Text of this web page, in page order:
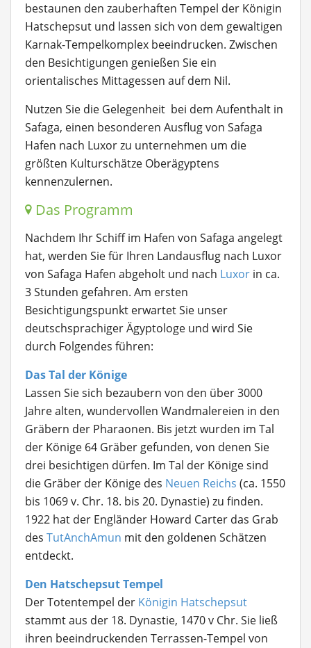
bestaunen den zauberhaften Tempel der Königin
Hatschepsut und lassen sich von dem gewaltigen
Karnak-Tempelkomplex beeindrucken. Zwischen
den Besichtigungen genießen Sie ein
orientalisches Mittagessen auf dem Nil.
Nutzen Sie die Gelegenheit bei dem Aufenthalt in
Safaga, einen besonderen Ausflug von Safaga
Hafen nach Luxor zu unternehmen um die
größten Kulturschätze Oberägyptens
kennenzulernen.
Das Programm
Nachdem Ihr Schiff im Hafen von Safaga angelegt
hat, werden Sie für Ihren Landausflug nach Luxor
von Safaga Hafen abgeholt und nach Luxor in ca.
3 Stunden gefahren. Am ersten
Besichtigungspunkt erwartet Sie unser
deutschsprachiger Ägyptologe und wird Sie
durch Folgendes führen:
Das Tal der Könige
Lassen Sie sich bezaubern von den über 3000
Jahre alten, wundervollen Wandmalereien in den
Gräbern der Pharaonen. Bis jetzt wurden im Tal
der Könige 64 Gräber gefunden, von denen Sie
drei besichtigen dürfen. Im Tal der Könige sind
die Gräber der Könige des Neuen Reichs (ca. 1550
bis 1069 v. Chr. 18. bis 20. Dynastie) zu finden.
1922 hat der Engländer Howard Carter das Grab
des TutAnchAmun mit den goldenen Schätzen
entdeckt.
Den Hatschepsut Tempel
Der Totentempel der Königin Hatschepsut
stammt aus der 18. Dynastie, 1470 v Chr. Sie ließ
ihren beeindruckenden Terrassen-Tempel von